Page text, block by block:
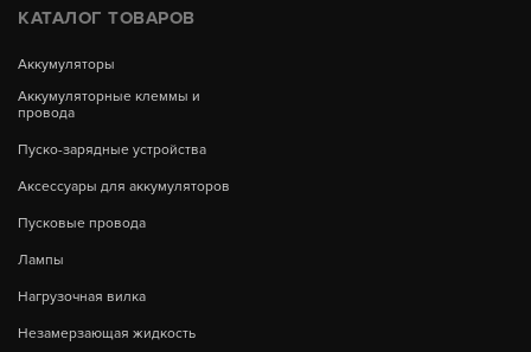
КАТАЛОГ ТОВАРОВ
Аккумуляторы
Аккумуляторные клеммы и
провода
Пуско-зарядные устройства
Аксессуары для аккумуляторов
Пусковые провода
Лампы
Нагрузочная вилка
Незамерзающая жидкость